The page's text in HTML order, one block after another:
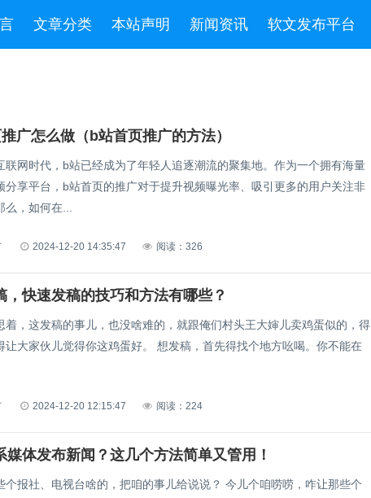
文章分类 本站声明 新闻资讯 软文发布平台
广怎么做（b站首页推广的方法）
联网时代，b站已经成为了年轻人追逐潮流的聚集地。作为一个拥有海量
分享平台，b站首页的推广对于提升视频曝光率、吸引更多的用户关注非
，如何在...
2024-12-20 14:35:47 阅读：326
，快速发稿的技巧和方法有哪些？
这发稿的事儿，也没啥难的，就跟俺们村头王大婶儿卖鸡蛋似的，得
觉得你这鸡蛋好。 想发稿，首先得找个地方吆喝。你不能在
2024-12-20 12:15:47 阅读：224
媒体发布新闻？这几个方法简单又管用！
、电视台啥的，把咱的事儿给说说？ 今儿个咱唠唠，咋让那些个